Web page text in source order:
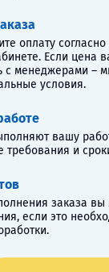
оплату
Если цена
с менеджерами –
условия.
вашу
требования и
заказа вы
если это